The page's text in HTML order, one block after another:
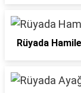
Rüyada